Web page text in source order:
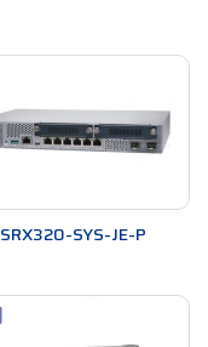
SRX320-SYS-JE-P